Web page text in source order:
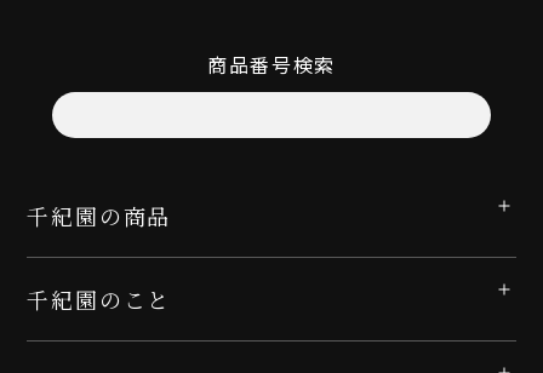
商品番号検索
千紀園の商品
千紀園のこと